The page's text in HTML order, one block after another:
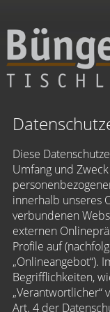
Diese
Umfang und
innerhalb unseres
verbundenen
externen
Profile auf
„Onlineangebot“).
Begrifflichkeiten,
„Verantwortlicher“
Art. 4 der